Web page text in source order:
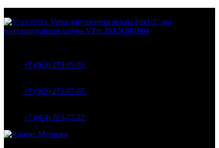
+7 (963) 273-05-05
+7 (963) 273-07-07
+7 (964) 703-77-22